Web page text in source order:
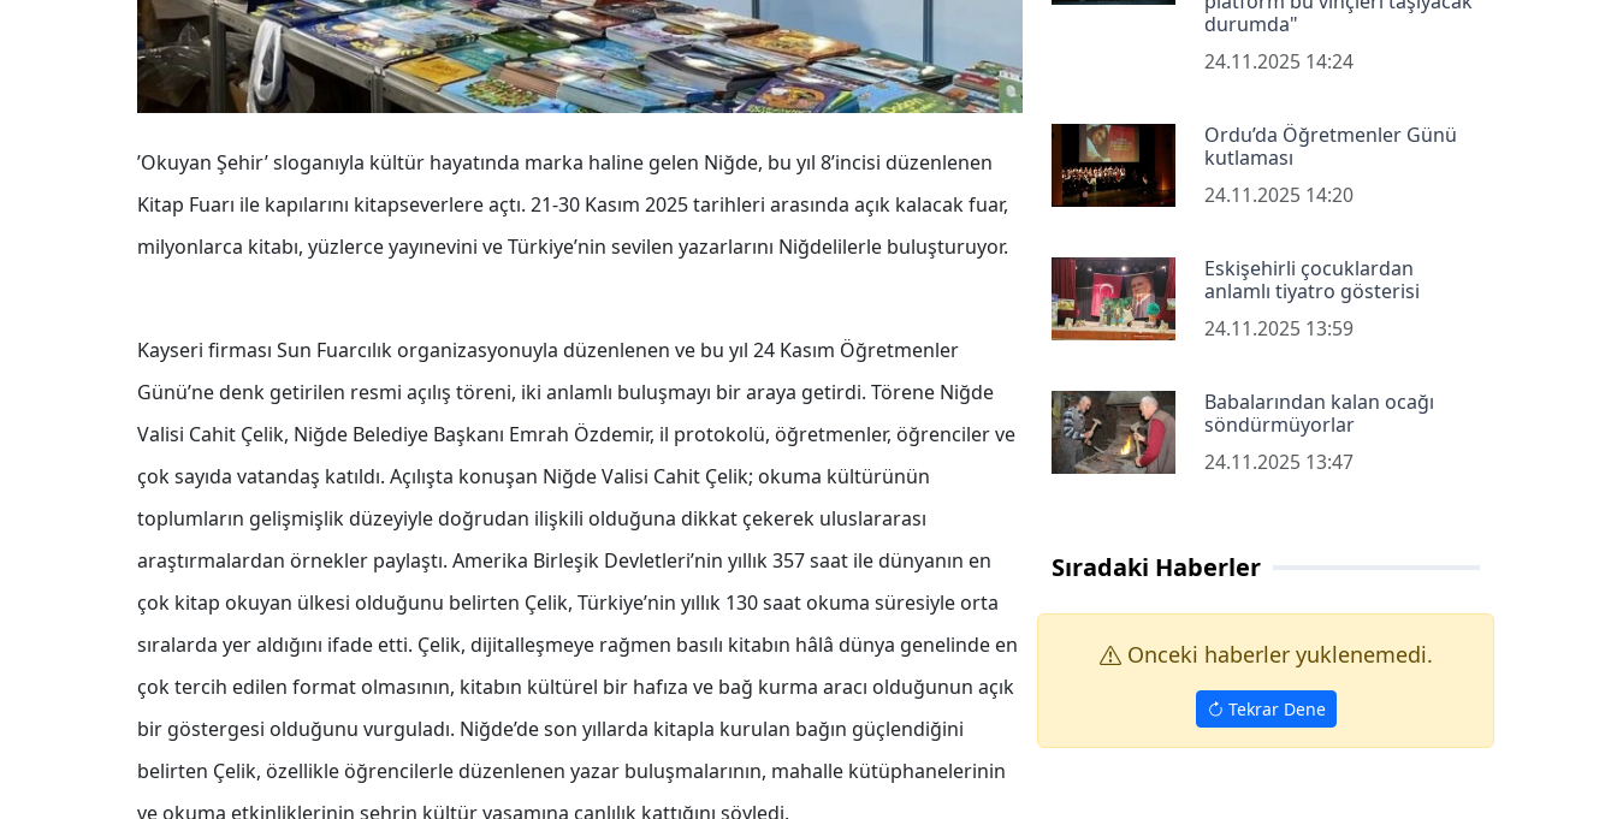
’Okuyan Şehir’ sloganıyla kültür hayatında marka haline gelen Niğde, bu yıl 8’incisi düzenlenen
Kitap Fuarı ile kapılarını kitapseverlere açtı. 21-30 Kasım 2025 tarihleri arasında açık kalacak fuar,
milyonlarca kitabı, yüzlerce yayınevini ve Türkiye’nin sevilen yazarlarını Niğdelilerle buluşturuyor.
Kayseri firması Sun Fuarcılık organizasyonuyla düzenlenen ve bu yıl 24 Kasım Öğretmenler
Günü’ne denk getirilen resmi açılış töreni, iki anlamlı buluşmayı bir araya getirdi. Törene Niğde
Valisi Cahit Çelik, Niğde Belediye Başkanı Emrah Özdemir, il protokolü, öğretmenler, öğrenciler ve
çok sayıda vatandaş katıldı. Açılışta konuşan Niğde Valisi Cahit Çelik; okuma kültürünün
toplumların gelişmişlik düzeyiyle doğrudan ilişkili olduğuna dikkat çekerek uluslararası
araştırmalardan örnekler paylaştı. Amerika Birleşik Devletleri’nin yıllık 357 saat ile dünyanın en
çok kitap okuyan ülkesi olduğunu belirten Çelik, Türkiye’nin yıllık 130 saat okuma süresiyle orta
sıralarda yer aldığını ifade etti. Çelik, dijitalleşmeye rağmen basılı kitabın hâlâ dünya genelinde en
çok tercih edilen format olmasının, kitabın kültürel bir hafıza ve bağ kurma aracı olduğunun açık
bir göstergesi olduğunu vurguladı. Niğde’de son yıllarda kitapla kurulan bağın güçlendiğini
belirten Çelik, özellikle öğrencilerle düzenlenen yazar buluşmalarının, mahalle kütüphanelerinin
ve okuma etkinliklerinin şehrin kültür yaşamına canlılık kattığını söyledi.
durumda"
24.11.2025 14:24
Ordu’da Öğretmenler Günü
kutlaması
24.11.2025 14:20
Eskişehirli çocuklardan
anlamlı tiyatro gösterisi
24.11.2025 13:59
Babalarından kalan ocağı
söndürmüyorlar
24.11.2025 13:47
Sıradaki Haberler
Onceki haberler yuklenemedi.
Tekrar Dene